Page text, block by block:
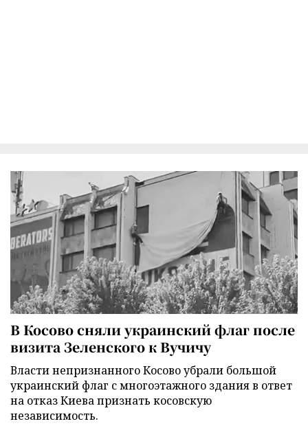
В Косово сняли украинский флаг после
визита Зеленского к Вучичу
Власти непризнанного Косово убрали большой
украинский флаг с многоэтажного здания в ответ
на отказ Киева признать косовскую
независимость.